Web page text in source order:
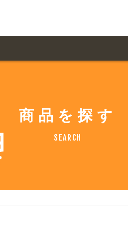
住まい・暮らし
地域・観光
娯楽
方法
お
オ
商品を探す
SEARCH